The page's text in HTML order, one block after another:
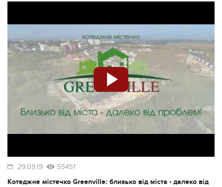
29.09.19 55451
Котеджне містечко Greenville: близько від міста - далеко від